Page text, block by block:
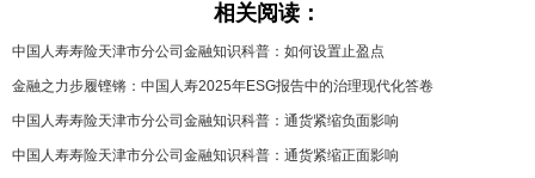
相关阅读：
中国人寿寿险天津市分公司金融知识科普：如何设置止盈点
金融之力步履铿锵：中国人寿2025年ESG报告中的治理现代化答卷
中国人寿寿险天津市分公司金融知识科普：通货紧缩负面影响
中国人寿寿险天津市分公司金融知识科普：通货紧缩正面影响